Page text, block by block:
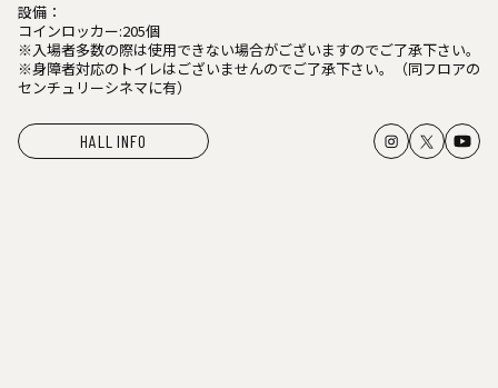
設備：
コインロッカー:205個
※入場者多数の際は使用できない場合がございますのでご了承下さい。
※身障者対応のトイレはございませんのでご了承下さい。（同フロアの
センチュリーシネマに有）
HALL INFO